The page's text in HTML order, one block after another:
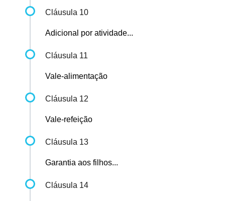
Cláusula 10
Adicional por atividade...
Cláusula 11
Vale-alimentação
Cláusula 12
Vale-refeição
Cláusula 13
Garantia aos filhos...
Cláusula 14